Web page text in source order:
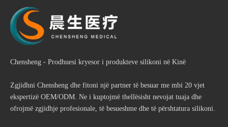
Chensheng - Prodhuesi kryesor i produkteve silikoni në Kinë
Zgjidhni Chensheng dhe fitoni një partner të besuar me mbi 20 vjet
ekspertizë OEM/ODM. Ne i kuptojmë thellësisht nevojat tuaja dhe
ofrojmë zgjidhje profesionale, të besueshme dhe të përshtatura silikoni.